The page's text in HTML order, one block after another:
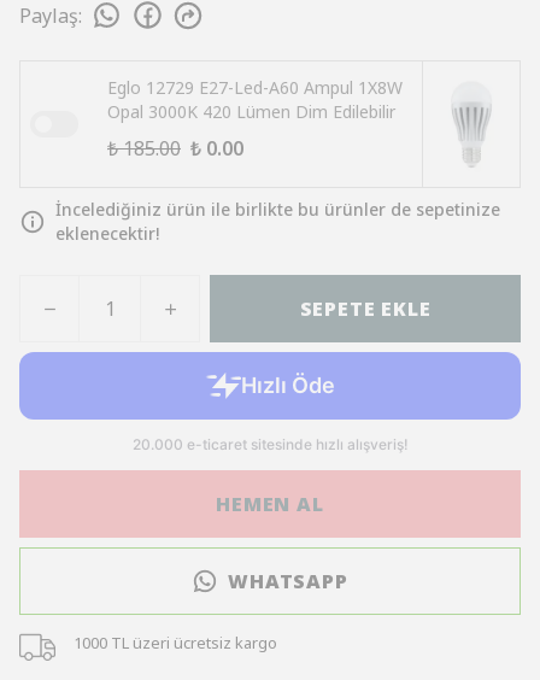
Paylaş:
Eglo 12729 E27-Led-A60 Ampul 1X8W
Opal 3000K 420 Lümen Dim Edilebilir
₺ 185.00 ₺ 0.00
İncelediğiniz ürün ile birlikte bu ürünler de sepetinize
eklenecektir!
SEPETE EKLE
HEMEN AL
WHATSAPP
1000 TL üzeri ücretsiz kargo